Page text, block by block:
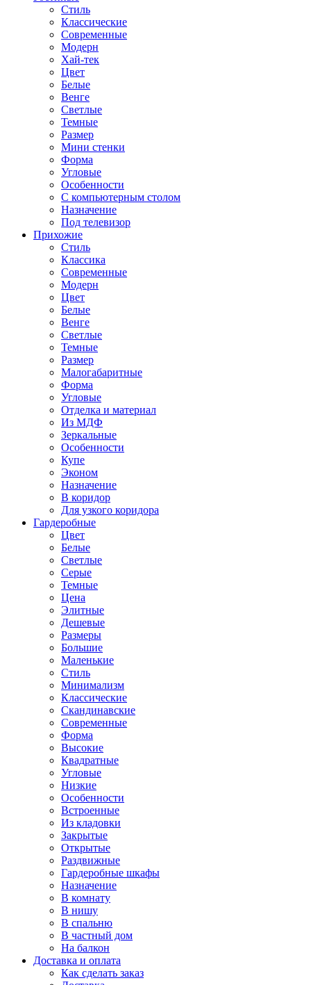
Стиль
Классические
Современные
Модерн
Хай-тек
Цвет
Белые
Венге
Светлые
Темные
Размер
Мини стенки
Форма
Угловые
Особенности
С компьютерным столом
Назначение
Под телевизор
Прихожие
Стиль
Классика
Современные
Модерн
Цвет
Белые
Венге
Светлые
Темные
Размер
Малогабаритные
Форма
Угловые
Отделка и материал
Из МДФ
Зеркальные
Особенности
Купе
Эконом
Назначение
В коридор
Для узкого коридора
Гардеробные
Цвет
Белые
Светлые
Серые
Темные
Цена
Элитные
Дешевые
Размеры
Большие
Маленькие
Стиль
Минимализм
Классические
Скандинавские
Современные
Форма
Высокие
Квадратные
Угловые
Низкие
Особенности
Встроенные
Из кладовки
Закрытые
Открытые
Раздвижные
Гардеробные шкафы
Назначение
В комнату
В нишу
В спальню
В частный дом
На балкон
Доставка и оплата
Как сделать заказ